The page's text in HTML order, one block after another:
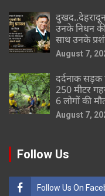
दुखद..देहरादून
उनके निधन
साथ उनके
August 7,
दर्दनाक सड़क
250 मीटर
6 लोगों की
August 7,
Follow Us
Follow Us On